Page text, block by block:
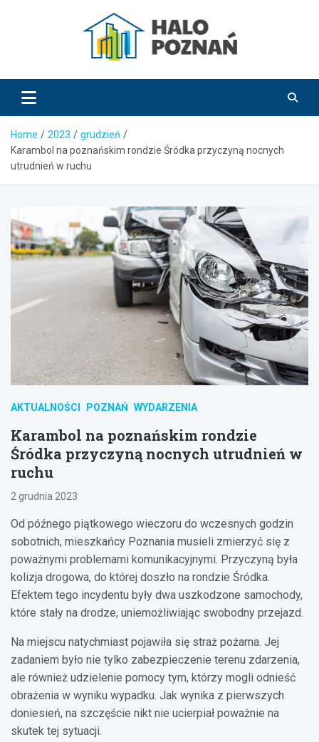
HaloPoznań.pl
Home 2023
grudzień
Karambol na poznańskim rondzie Śródka przyczyną nocnych
utrudnień w ruchu
AKTUALNOŚCI POZNAŃ WYDARZENIA
Karambol na poznańskim rondzie
Śródka przyczyną nocnych utrudnień w
ruchu
2 grudnia 2023
Od późnego piątkowego wieczoru do wczesnych godzin
sobotnich, mieszkańcy Poznania musieli zmierzyć się z
poważnymi problemami komunikacyjnymi. Przyczyną była
kolizja drogowa, do której doszło na rondzie Śródka.
Efektem tego incydentu były dwa uszkodzone samochody,
które stały na drodze, uniemożliwiając swobodny przejazd.
Na miejscu natychmiast pojawiła się straż pożarna. Jej
zadaniem było nie tylko zabezpieczenie terenu zdarzenia,
ale również udzielenie pomocy tym, którzy mogli odnieść
obrażenia w wyniku wypadku. Jak wynika z pierwszych
doniesień, na szczęście nikt nie ucierpiał poważnie na
skutek tej sytuacji.